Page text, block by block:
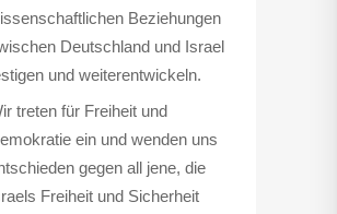
Beziehungen
Deutschland und Israel
und weiterentwickeln.
treten für Freiheit und
ein und wenden uns
gegen all jene, die
Freiheit und Sicherheit